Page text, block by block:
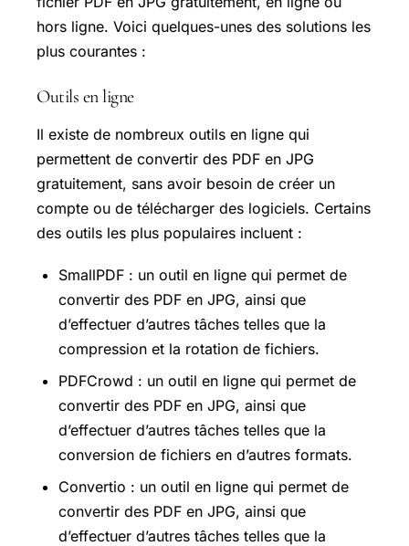
hors ligne. Voici quelques-unes des solutions les
plus courantes :
Outils en ligne
Il existe de nombreux outils en ligne qui
permettent de convertir des PDF en JPG
gratuitement, sans avoir besoin de créer un
compte ou de télécharger des logiciels. Certains
des outils les plus populaires incluent :
SmallPDF : un outil en ligne qui permet de
convertir des PDF en JPG, ainsi que
d’effectuer d’autres tâches telles que la
compression et la rotation de fichiers.
PDFCrowd : un outil en ligne qui permet de
convertir des PDF en JPG, ainsi que
d’effectuer d’autres tâches telles que la
conversion de fichiers en d’autres formats.
Convertio : un outil en ligne qui permet de
convertir des PDF en JPG, ainsi que
d’effectuer d’autres tâches telles que la